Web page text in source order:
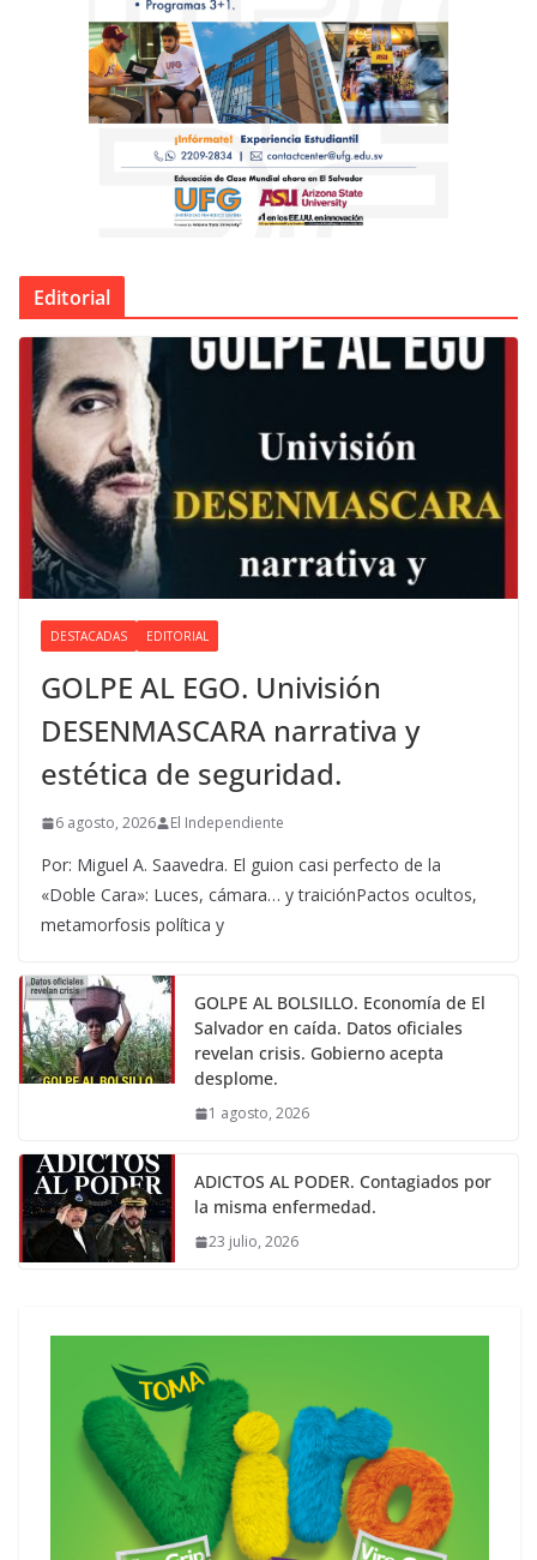
Editorial
DESTACADAS EDITORIAL
GOLPE AL EGO. Univisión
DESENMASCARA narrativa y
estética de seguridad.
6 agosto, 2026 El Independiente
Por: Miguel A. Saavedra. El guion casi perfecto de la
«Doble Cara»: Luces, cámara… y traiciónPactos ocultos,
metamorfosis política y
GOLPE AL BOLSILLO. Economía de El
Salvador en caída. Datos oficiales
revelan crisis. Gobierno acepta
desplome.
1 agosto, 2026
ADICTOS AL PODER. Contagiados por
la misma enfermedad.
23 julio, 2026